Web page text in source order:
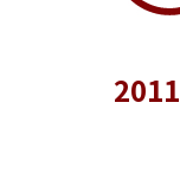
2011